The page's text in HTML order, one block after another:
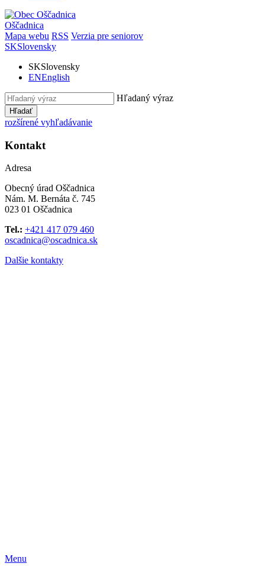
Oščadnica
Mapa webu RSS Verzia pre seniorov
SKSlovensky
SKSlovensky
ENEnglish
Hľadaný výraz
Hľadať
rozšírené vyhľadávanie
Kontakt
Adresa
Obecný úrad Oščadnica
Nám. M. Bernáta č. 745
023 01 Oščadnica
Tel.: +421 417 079 460
oscadnica@oscadnica.sk
Dalšie kontakty
Menu